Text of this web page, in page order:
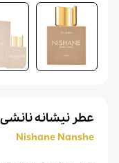
عطر نیشانه نانشی
Nishane Nanshe